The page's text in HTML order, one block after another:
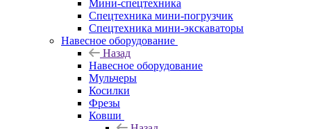
Мини-спецтехника
Спецтехника мини-погрузчик
Спецтехника мини-экскаваторы
Навесное оборудование
Назад
Навесное оборудование
Мульчеры
Косилки
Фрезы
Ковши